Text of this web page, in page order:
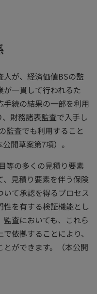
が、経済価値BSの監
一貫して行われるた
続の結果の一部を利用
財務諸表監査で入手し
監査でも利用すること
開草案第7項）。
等の多くの見積り要素
、見積り要素を伴う保険
て承認を得るプロセス
を有する検証機能とし
査においても、これら
依拠することにより、
ができます。（本公開